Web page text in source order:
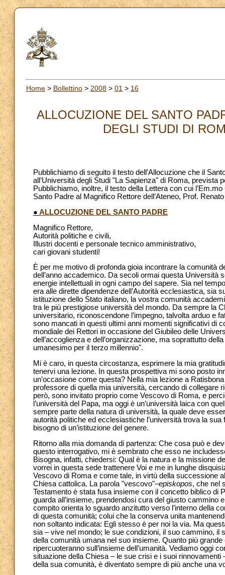
Home > Bollettino > 2008 > 01 > 16
ALLOCUZIONE DEL SANTO
DEGLI STUDI DI
Pubblichiamo di seguito il testo dell’Allocuzione che il
all’Università degli Studi "La Sapienza" di Roma, prevista
Pubblichiamo, inoltre, il testo della Lettera con cui
Santo Padre al Magnifico Rettore dell’Ateneo, Prof.
● ALLOCUZIONE DEL SANTO PADRE
Magnifico Rettore,
Autorità politiche e civili,
Illustri docenti e personale tecnico amministrativo,
cari giovani studenti!
È per me motivo di profonda gioia incontrare la comunità
dell’anno accademico. Da secoli ormai questa Università
energie intellettuali in ogni campo del sapere. Sia nel
era alle dirette dipendenze dell’Autorità ecclesiastica, sia
istituzione dello Stato italiano, la vostra comunità
tra le più prestigiose università del mondo. Da sempre la
universitario, riconoscendone l’impegno, talvolta arduo e
sono mancati in questi ultimi anni momenti significativi di
mondiale dei Rettori in occasione del Giubileo delle
dell’accoglienza e dell’organizzazione, ma soprattutto
umanesimo per il terzo millennio".
Mi è caro, in questa circostanza, esprimere la mia
tenervi una lezione. In questa prospettiva mi sono posto
un’occasione come questa? Nella mia lezione a
professore di quella mia università, cercando di collegare
però, sono invitato proprio come Vescovo di Roma, e
l’università del Papa, ma oggi è un’università laica con
sempre parte della natura di università, la quale deve
autorità politiche ed ecclesiastiche l’università trova la
bisogno di un’istituzione del genere.
Ritorno alla mia domanda di partenza: Che cosa può e
questo interrogativo, mi è sembrato che esso ne
Bisogna, infatti, chiedersi: Qual è la natura e la missione
vorrei in questa sede trattenere Voi e me in lunghe
Vescovo di Roma e come tale, in virtù della successione
Chiesa cattolica. La parola "vescovo"–episkopos, che nel
Testamento è stata fusa insieme con il concetto biblico di
guarda all’insieme, prendendosi cura del giusto cammino
compito orienta lo sguardo anzitutto verso l’interno della
di questa comunità; colui che la conserva unita
non soltanto indicata: Egli stesso è per noi la via. Ma
sia – vive nel mondo; le sue condizioni, il suo cammino, il
della comunità umana nel suo insieme. Quanto più
ripercuoteranno sull’insieme dell’umanità. Vediamo oggi
situazione della Chiesa – le sue crisi e i suoi rinnovamenti
della sua comunità, è diventato sempre di più anche una